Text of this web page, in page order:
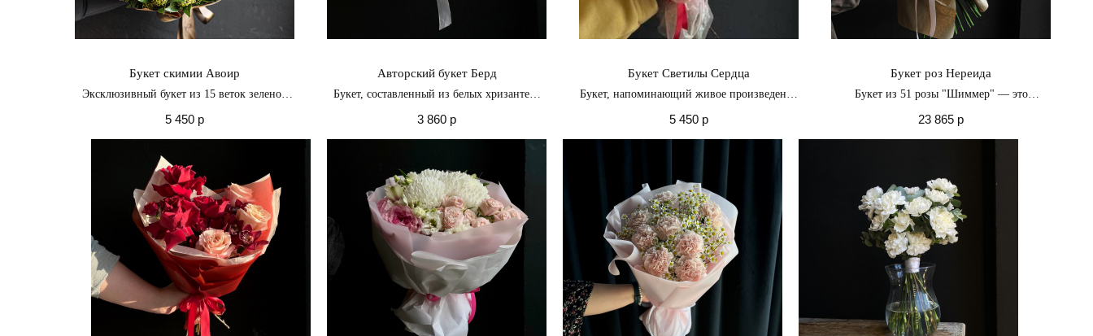
Букет скимии Авоир
Эксклюзивный букет из 15 веток зеленой
нежности и изысканной красоты
5 450 р
Авторский букет Берд
Букет, составленный из белых хризантем,
3 860 р
Букет Светилы Сердца
Букет, напоминающий живое произведение
5 450 р
Букет роз Нереида
Букет из 51 розы "Шиммер" — это
которая принесет в вашу жизнь волшебные
23 865 р